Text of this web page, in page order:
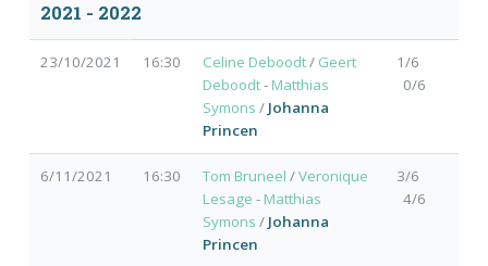
2021 - 2022
23/10/2021 16:30 Celine Deboodt/ Geert
Deboodt- Matthias
Symons / Johanna
Princen
1/6
0/6
6/11/2021 16:30 Tom Bruneel /Veronique
Lesage - Matthias
Symons / Johanna
Princen
3/6
4/6